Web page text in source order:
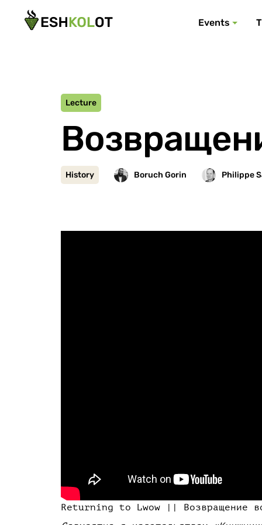
Events
Lecture
History
Returning to Lwow || Возвращение